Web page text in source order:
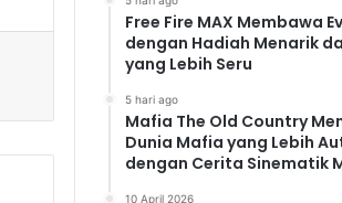
Free Fire MAX Membawa
dengan Hadiah Menarik
yang Lebih Seru
5 hari ago
Mafia The Old Country
Dunia Mafia yang Lebih
dengan Cerita Sinematik
10 April 2026